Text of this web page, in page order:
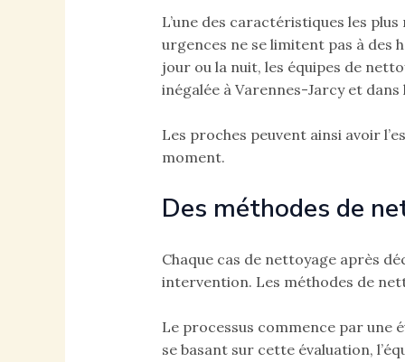
L’une des caractéristiques les
urgences ne se limitent pas à des
jour ou la nuit, les équipes de
inégalée à Varennes-Jarcy et dans
Les proches peuvent ainsi avoir
moment.
Des méthodes de
Chaque cas de nettoyage après
intervention. Les méthodes de
Le processus commence par une
se basant sur cette évaluation,